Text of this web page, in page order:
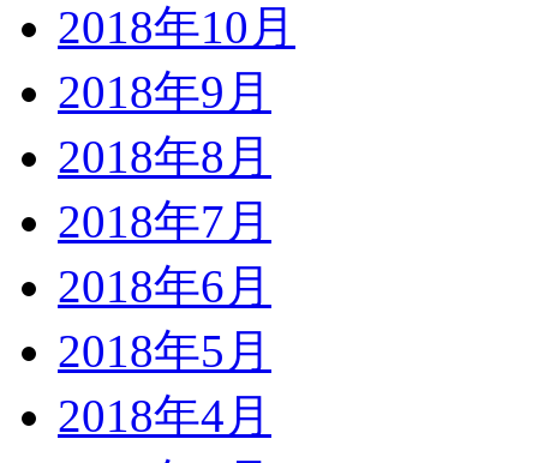
2018年10月
2018年9月
2018年8月
2018年7月
2018年6月
2018年5月
2018年4月